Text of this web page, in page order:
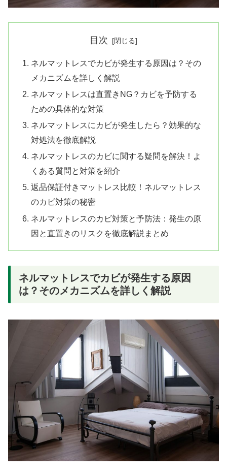
目次
ネルマットレスでカビが発生する原因は？その
メカニズムを詳しく解説
ネルマットレスは直置きNG？カビを予防する
ための具体的な対策
ネルマットレスにカビが発生したら？効果的な
対処法を徹底解説
ネルマットレスのカビに関する疑問を解決！よ
くある質問と対策を紹介
返品保証付きマットレス比較！ネルマットレス
のカビ対策の秘密
ネルマットレスのカビ対策と予防法：発生の原
因と直置きのリスクを徹底解説まとめ
ネルマットレスでカビが発生する原因
は？そのメカニズムを詳しく解説